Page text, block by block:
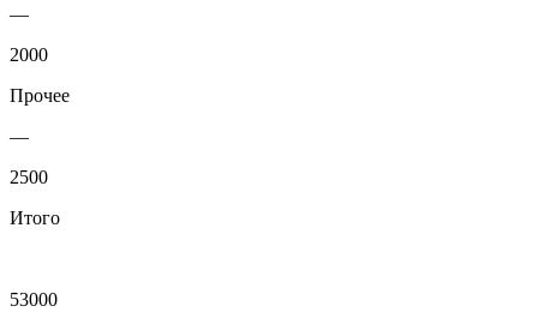
—
2000
Прочее
—
2500
Итого
53000